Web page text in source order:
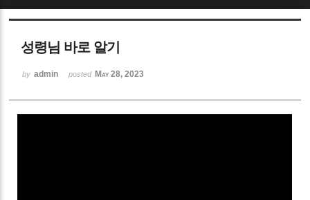
성령님 바로 알기
by admin posted May 28, 2023
Sketchbook5, 스케치북5